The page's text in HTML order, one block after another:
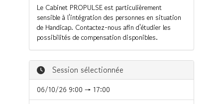
Le Cabinet PROPULSE est particulièrement
sensible à l'intégration des personnes en situation
de Handicap. Contactez-nous afin d'étudier les
possibilités de compensation disponibles.
Session sélectionnée
06/10/26 9:00 → 17:00